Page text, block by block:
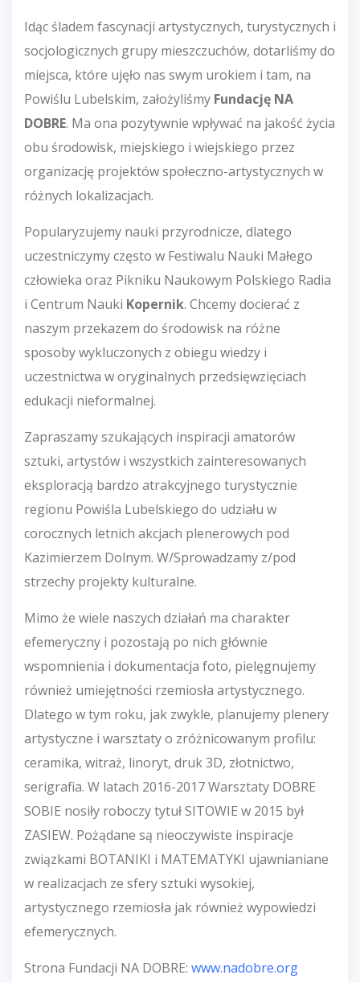
Idąc śladem fascynacji artystycznych, turystycznych i
socjologicznych grupy mieszczuchów, dotarliśmy do
miejsca, które ujęło nas swym urokiem i tam, na
Powiślu Lubelskim, założyliśmy Fundację NA
DOBRE. Ma ona pozytywnie wpływać na jakość życia
obu środowisk, miejskiego i wiejskiego przez
organizację projektów społeczno-artystycznych w
różnych lokalizacjach.
Popularyzujemy nauki przyrodnicze, dlatego
uczestniczymy często w Festiwalu Nauki Małego
człowieka oraz Pikniku Naukowym Polskiego Radia
i Centrum Nauki Kopernik. Chcemy docierać z
naszym przekazem do środowisk na różne
sposoby wykluczonych z obiegu wiedzy i
uczestnictwa w oryginalnych przedsięwzięciach
edukacji nieformalnej.
Zapraszamy szukających inspiracji amatorów
sztuki, artystów i wszystkich zainteresowanych
eksploracją bardzo atrakcyjnego turystycznie
regionu Powiśla Lubelskiego do udziału w
corocznych letnich akcjach plenerowych pod
Kazimierzem Dolnym. W/Sprowadzamy z/pod
strzechy projekty kulturalne.
Mimo że wiele naszych działań ma charakter
efemeryczny i pozostają po nich głównie
wspomnienia i dokumentacja foto, pielęgnujemy
również umiejętności rzemiosła artystycznego.
Dlatego w tym roku, jak zwykle, planujemy plenery
artystyczne i warsztaty o zróżnicowanym profilu:
ceramika, witraż, linoryt, druk 3D, złotnictwo,
serigrafia. W latach 2016-2017 Warsztaty DOBRE
SOBIE nosiły roboczy tytuł SITOWIE w 2015 był
ZASIEW. Pożądane są nieoczywiste inspiracje
związkami BOTANIKI i MATEMATYKI ujawnianiane
w realizacjach ze sfery sztuki wysokiej,
artystycznego rzemiosła jak również wypowiedzi
efemerycznych.
Strona Fundacji NA DOBRE: www.nadobre.org